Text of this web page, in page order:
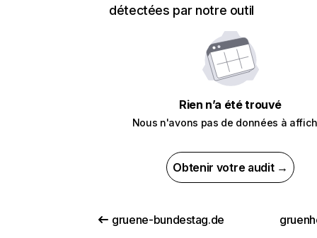
détectées par notre outil
Rien n’a été trouvé
Nous n'avons pas de données à
Obtenir votre audit →
gruene-bundestag.de